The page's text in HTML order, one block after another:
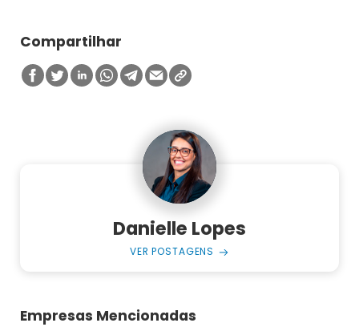
Compartilhar
Danielle Lopes
VER POSTAGENS
Empresas Mencionadas